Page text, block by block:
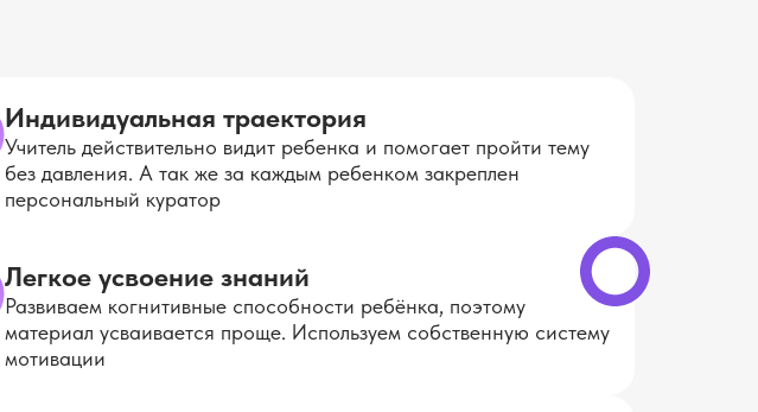
Индивидуальная траектория
Учитель действительно видит ребенка и помогает пройти тему
без давления. А так же за каждым ребенком закреплен
персональный куратор
Легкое усвоение знаний
Развиваем когнитивные способности ребёнка, поэтому
материал усваивается проще. Используем собственную систему
мотивации